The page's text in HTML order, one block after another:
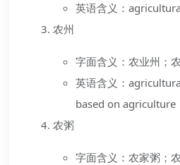
英语含义：
农州
字面含义：农业州；
英语含义：
based on agriculture
农粥
字面含义：农家粥；